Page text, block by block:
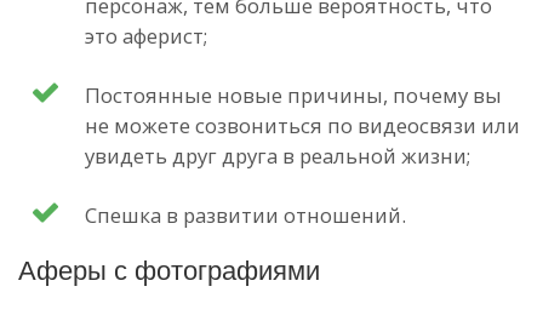
персонаж, тем больше вероятность, что
это аферист;
Постоянные новые причины, почему вы
не можете созвониться по видеосвязи или
увидеть друг друга в реальной жизни;
Спешка в развитии отношений.
Аферы с фотографиями